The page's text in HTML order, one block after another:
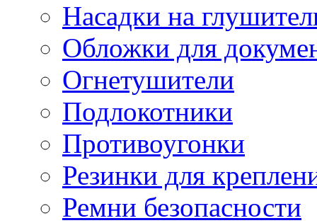
Насадки на
Обложки для
Огнетушители
Подлокотники
Противоугонки
Резинки для
Ремни безопасности